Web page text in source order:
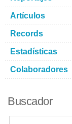
Artículos
Records
Estadísticas
Colaboradores
Buscador